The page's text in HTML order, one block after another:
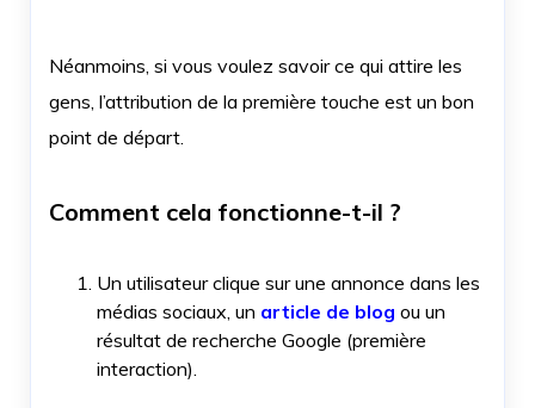
Néanmoins, si vous voulez savoir ce qui attire les
gens, l’attribution de la première touche est un bon
point de départ.
Comment cela fonctionne-t-il ?
Un utilisateur clique sur une annonce dans les
médias sociaux, un article de blog ou un
résultat de recherche Google (première
interaction).